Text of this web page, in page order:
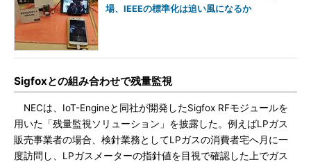
場、IEEEの標準化は追い風になるか
Sigfoxとの組み合わせで残量監視
NECは、IoT-Engineと同社が開発したSigfox RFモジュールを
用いた「残量監視ソリューション」を披露した。例えばLPガス
販売事業者の場合、検針業務としてLPガスの消費者宅へ月に一
度訪問し、LPガスメーターの指針値を目視で確認した上でガス